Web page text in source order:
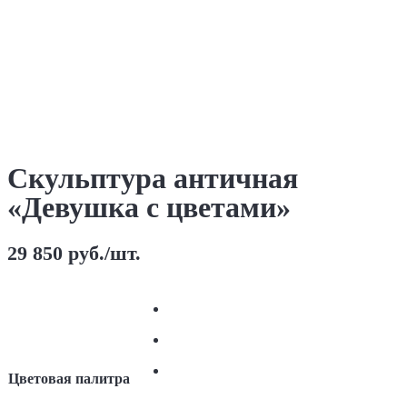
Скульптура античная
«Девушка с цветами»
29 850 руб./шт.
Цветовая палитра